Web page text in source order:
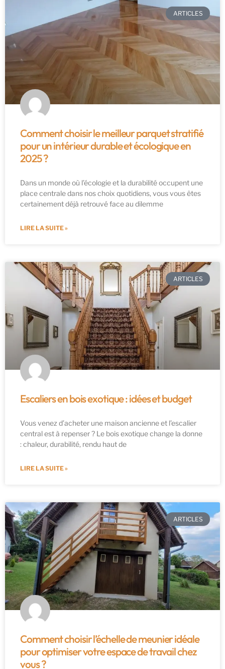
ARTICLES
Comment choisir le meilleur parquet stratifié
pour un intérieur durable et écologique en
2025 ?
Dans un monde où l’écologie et la durabilité occupent une
place centrale dans nos choix quotidiens, vous vous êtes
certainement déjà retrouvé face au dilemme
LIRE LA SUITE »
ARTICLES
Escaliers en bois exotique : idées et budget
Vous venez d’acheter une maison ancienne et l’escalier
central est à repenser ? Le bois exotique change la donne
: chaleur, durabilité, rendu haut de
LIRE LA SUITE »
ARTICLES
Comment choisir l’échelle de meunier idéale
pour optimiser votre espace de travail chez
vous ?